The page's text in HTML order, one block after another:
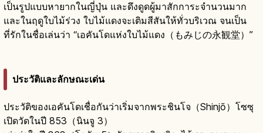
เป็นรูปแบบหายากในญี่ปุ่น และดึงดูดผู้มาสักการะจำนวนมาก
และในฤดูใบไม้ร่วง ใบไม้แดงจะเติมสีสันให้ทั่วบริเวณ จนเป็น
ที่รักในชื่อเล่นว่า “เอคันโดแห่งใบไม้แดง（もみじの永観堂）”
ประวัติและลักษณะเด่น
ประวัติของเอคันโดเชื่อกันว่าเริ่มจากพระชินโจ（Shinjō）โซซุ
เปิดวัดในปี 853（นินจู 3）